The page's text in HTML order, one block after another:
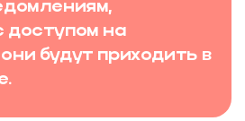
доступом на
будут приходить в